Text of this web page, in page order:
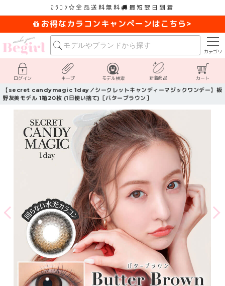
ｶﾗｺﾝ 全品送料無料 最短翌日到着
お得なカラコンキャンペーンはこちら>
カテゴリ
ログイン キープ モデル検索 新着商品 カート
【secret candymagic 1day／シークレットキャンディーマジックワンデー】板
野友美モデル 1箱20枚 (1日使い捨て)［バターブラウン］